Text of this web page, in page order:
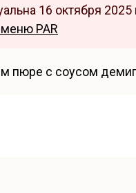
16 октября 2025
PAR
пюре с соусом